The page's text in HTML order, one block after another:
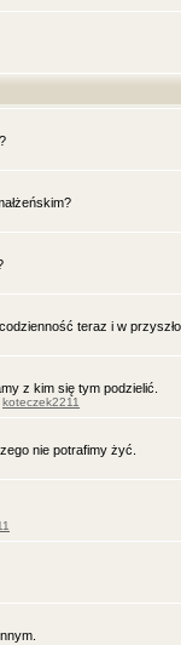
teraz i w
z kim się tym podzielić.
koteczek2211
nie potrafimy żyć.